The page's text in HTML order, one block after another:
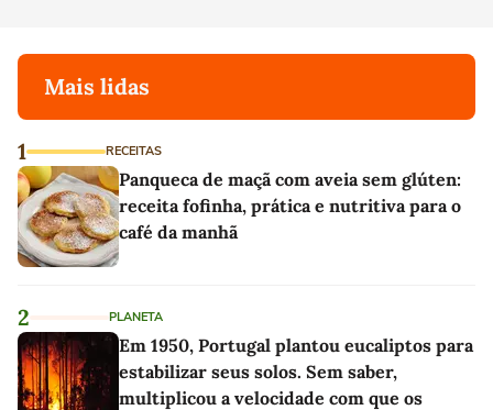
Mais lidas
1 RECEITAS
Panqueca de maçã com aveia sem glúten:
receita fofinha, prática e nutritiva para o
café da manhã
2 PLANETA
Em 1950, Portugal plantou eucaliptos para
estabilizar seus solos. Sem saber,
multiplicou a velocidade com que os